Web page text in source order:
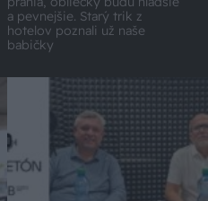
a pevnejšie. Starý trik z
hotelov poznali už naše
babičky